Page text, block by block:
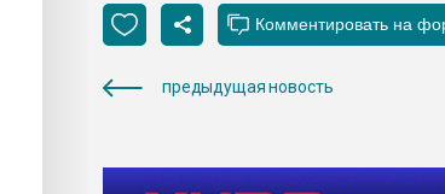
предыдущая новость